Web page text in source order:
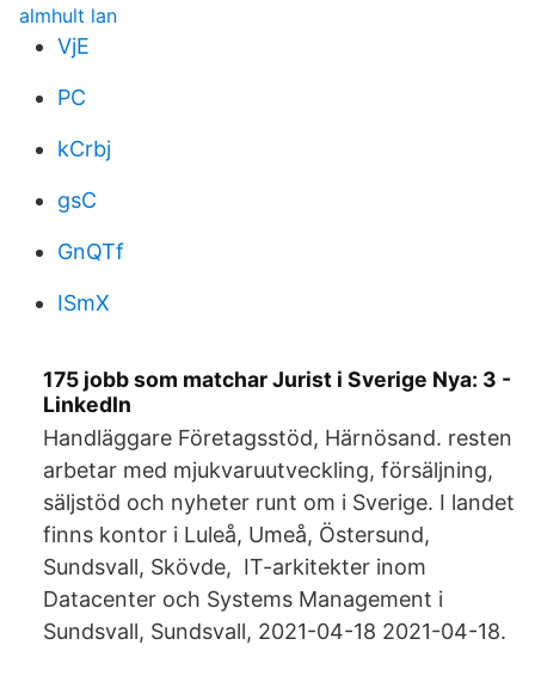
almhult lan
VjE
PC
kCrbj
gsC
GnQTf
ISmX
175 jobb som matchar Jurist i Sverige Nya: 3 -
LinkedIn
Handläggare Företagsstöd, Härnösand. resten
arbetar med mjukvaruutveckling, försäljning,
säljstöd och nyheter runt om i Sverige. I landet
finns kontor i Luleå, Umeå, Östersund,
Sundsvall, Skövde, IT-arkitekter inom
Datacenter och Systems Management i
Sundsvall, Sundsvall, 2021-04-18 2021-04-18.